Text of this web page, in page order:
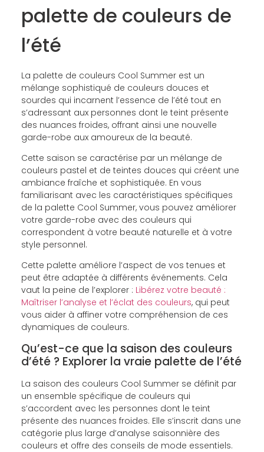
palette de couleurs de
l’été
La palette de couleurs Cool Summer est un
mélange sophistiqué de couleurs douces et
sourdes qui incarnent l’essence de l’été tout en
s’adressant aux personnes dont le teint présente
des nuances froides, offrant ainsi une nouvelle
garde-robe aux amoureux de la beauté.
Cette saison se caractérise par un mélange de
couleurs pastel et de teintes douces qui créent une
ambiance fraîche et sophistiquée. En vous
familiarisant avec les caractéristiques spécifiques
de la palette Cool Summer, vous pouvez améliorer
votre garde-robe avec des couleurs qui
correspondent à votre beauté naturelle et à votre
style personnel.
Cette palette améliore l’aspect de vos tenues et
peut être adaptée à différents événements. Cela
vaut la peine de l’explorer : Libérez votre beauté :
Maîtriser l’analyse et l’éclat des couleurs, qui peut
vous aider à affiner votre compréhension de ces
dynamiques de couleurs.
Qu’est-ce que la saison des couleurs
d’été ? Explorer la vraie palette de l’été
La saison des couleurs Cool Summer se définit par
un ensemble spécifique de couleurs qui
s’accordent avec les personnes dont le teint
présente des nuances froides. Elle s’inscrit dans une
catégorie plus large d’analyse saisonnière des
couleurs et offre des conseils de mode essentiels.